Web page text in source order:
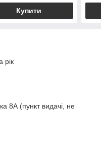
Купити
рік
8А (пункт видачі, не